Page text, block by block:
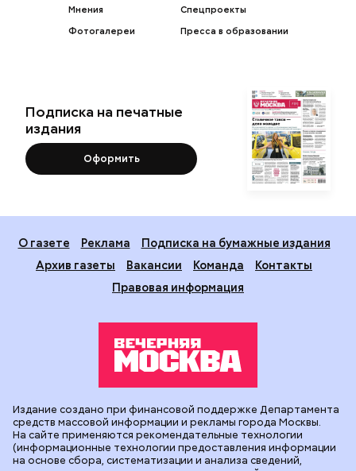
Мнения
Фотогалереи
Спецпроекты
Пресса в образовании
Подписка на печатные
издания
Оформить
О газете Реклама
Подписка на бумажные издания
Архив газеты
Вакансии Команда
Контакты
Правовая информация
Издание создано при финансовой поддержке Департамента
средств массовой информации и рекламы города Москвы.
На сайте применяются рекомендательные технологии
(информационные технологии предоставления информации
на основе сбора, систематизации и анализа сведений,